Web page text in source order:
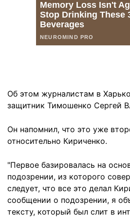
Об этом журналистам в
защитник Тимошенко Сергей
Он напомнил, что это уже
относительно Кириченко.
"Первое базировалась на
подозрении, из которого
следует, что все это делал
сообщении о подозрении, я
тексту, который был слит в